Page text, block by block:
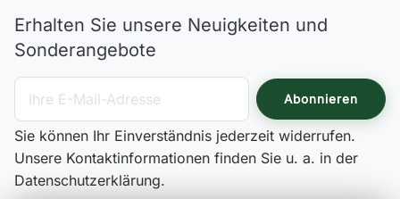
Erhalten Sie unsere Neuigkeiten und
Sonderangebote
Sie können Ihr Einverständnis jederzeit widerrufen.
Unsere Kontaktinformationen finden Sie u. a. in der
Datenschutzerklärung.